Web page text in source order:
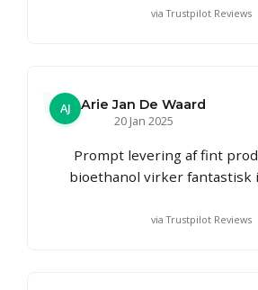
via Trustpilot Reviews
AJ
Arie Jan De Waard
20 Jan 2025
Prompt levering af fint
bioethanol virker fantastisk
via Trustpilot Reviews